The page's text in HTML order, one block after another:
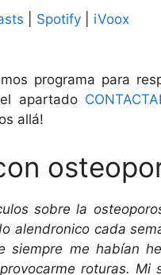
Spotify iVoox
programa para
apartado
allá!
sobre la
alendronico cada
siempre me habían
roturas.